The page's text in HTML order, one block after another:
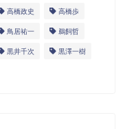
高橋政史 高橋歩
鳥居祐一 鵜飼哲
黒井千次 黒澤一樹